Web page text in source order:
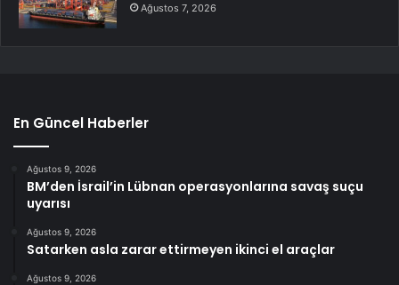
Ağustos 7, 2026
En Güncel Haberler
Ağustos 9, 2026
BM’den İsrail’in Lübnan operasyonlarına savaş suçu
uyarısı
Ağustos 9, 2026
Satarken asla zarar ettirmeyen ikinci el araçlar
Ağustos 9, 2026